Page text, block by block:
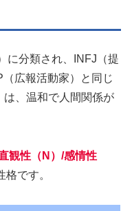
に分類され、INFJ（提
広報活動家）と同じ
、温和で人間関係が
観性（N）/感情性
です。